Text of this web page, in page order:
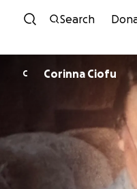
Search
C Corinna Ciofu